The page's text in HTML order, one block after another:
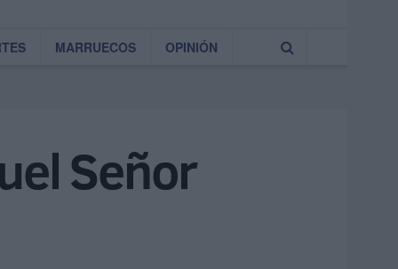
MARRUECOS OPINIÓN
Señor